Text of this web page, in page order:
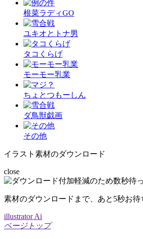
根菜ラディGO
ユキオとトナ男
タコくらげ
モーモー乳業
ちょとつもーしん
ダ鳥獣戯画
その他
イラスト素材のダウンロード
close
素材のダウンロードまで、あと 5秒お待
illustrator Ai
ページトップ